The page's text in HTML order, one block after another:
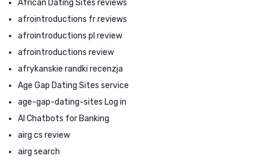
African Dating Sites reviews
afrointroductions fr reviews
afrointroductions pl review
afrointroductions review
afrykanskie randki recenzja
Age Gap Dating Sites service
age-gap-dating-sites Log in
AI Chatbots for Banking
airg cs review
airg search